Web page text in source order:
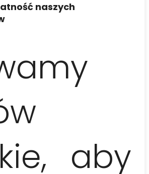
naszych
aby
actividad
y traslado hacia uno de
, donde conocerán las frutas y
y aprenderán cómo los
la isla obtienen los productos
Luego llegaremos a
acogedora casa particular
donde mientras toman
de la
cocina cubana
utilizados y los platos locales más
de tal introducción, bajo la